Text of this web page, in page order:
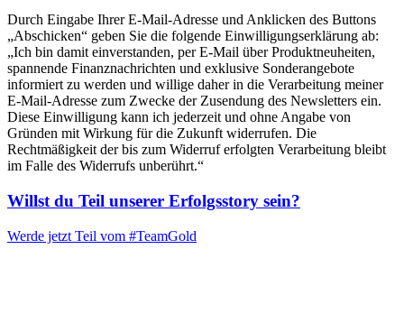
Durch Eingabe Ihrer E-Mail-Adresse und Anklicken des Buttons
„Abschicken“ geben Sie die folgende Einwilligungserklärung ab:
„Ich bin damit einverstanden, per E-Mail über Produktneuheiten,
spannende Finanznachrichten und exklusive Sonderangebote
informiert zu werden und willige daher in die Verarbeitung meiner
E-Mail-Adresse zum Zwecke der Zusendung des Newsletters ein.
Diese Einwilligung kann ich jederzeit und ohne Angabe von
Gründen mit Wirkung für die Zukunft widerrufen. Die
Rechtmäßigkeit der bis zum Widerruf erfolgten Verarbeitung bleibt
im Falle des Widerrufs unberührt.“
Willst du Teil unserer Erfolgsstory sein?
Werde jetzt Teil vom #TeamGold